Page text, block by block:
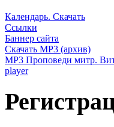
Календарь. Скачать
Ссылки
Баннер сайта
Скачать MP3 (архив)
MP3 Проповеди митр.
player